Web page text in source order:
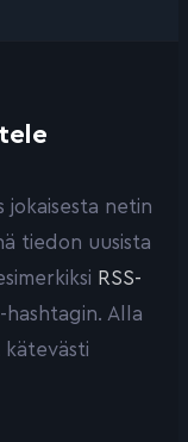
netin
tiedon uusista
RSS-
-hashtagin. Alla